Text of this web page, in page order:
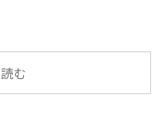
ルに求められる条件は次第にわか
っ ...む